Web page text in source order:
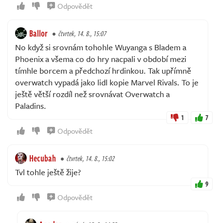
Odpovědět
Ballor čtvrtek, 14. 8., 15:07
No když si srovnám tohohle Wuyanga s Bladem a
Phoenix a všema co do hry nacpali v období mezi
tímhle borcem a předchozí hrdinkou. Tak upřímně
overwatch vypadá jako lidl kopie Marvel Rivals. To je
ještě větší rozdíl než srovnávat Overwatch a
Paladins.
1 7
Odpovědět
Hecubah čtvrtek, 14. 8., 15:02
Tvl tohle ještě žije?
9
Odpovědět